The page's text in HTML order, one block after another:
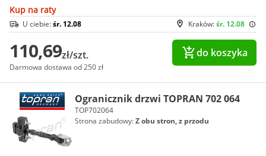
Kup na raty
Kraków:śr. 12.08
U ciebie:śr. 12.08
110,69zł/szt.
Darmowa dostawa od 250 zł
do koszyka
Ogranicznik drzwi TOPRAN 702 064
TOP702064
Strona zabudowy:Z obu stron, z przodu